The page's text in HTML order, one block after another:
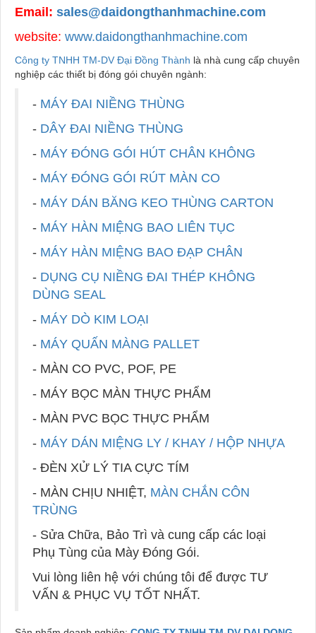
Email: sales@daidongthanhmachine.com
website: www.daidongthanhmachine.com
Công ty TNHH TM-DV Đại Đồng Thành là nhà cung cấp chuyên
nghiệp các thiết bị đóng gói chuyên ngành:
- MÁY ĐAI NIỀNG THÙNG
- DÂY ĐAI NIỀNG THÙNG
- MÁY ĐÓNG GÓI HÚT CHÂN KHÔNG
- MÁY ĐÓNG GÓI RÚT MÀN CO
- MÁY DÁN BĂNG KEO THÙNG CARTON
- MÁY HÀN MIỆNG BAO LIÊN TỤC
- MÁY HÀN MIỆNG BAO ĐẠP CHÂN
- DỤNG CỤ NIỀNG ĐAI THÉP KHÔNG
DÙNG SEAL
- MÁY DÒ KIM LOẠI
- MÁY QUẤN MÀNG PALLET
- MÀN CO PVC, POF, PE
- MÁY BỌC MÀN THỰC PHẨM
- MÀN PVC BỌC THỰC PHẨM
- MÁY DÁN MIỆNG LY / KHAY / HỘP NHỰA
- ĐÈN XỬ LÝ TIA CỰC TÍM
- MÀN CHỊU NHIỆT, MÀN CHẮN CÔN
TRÙNG
- Sửa Chữa, Bảo Trì và cung cấp các loại
Phụ Tùng của Mày Đóng Gói.
Vui lòng liên hệ với chúng tôi để được TƯ
VẤN & PHỤC VỤ TỐT NHẤT.